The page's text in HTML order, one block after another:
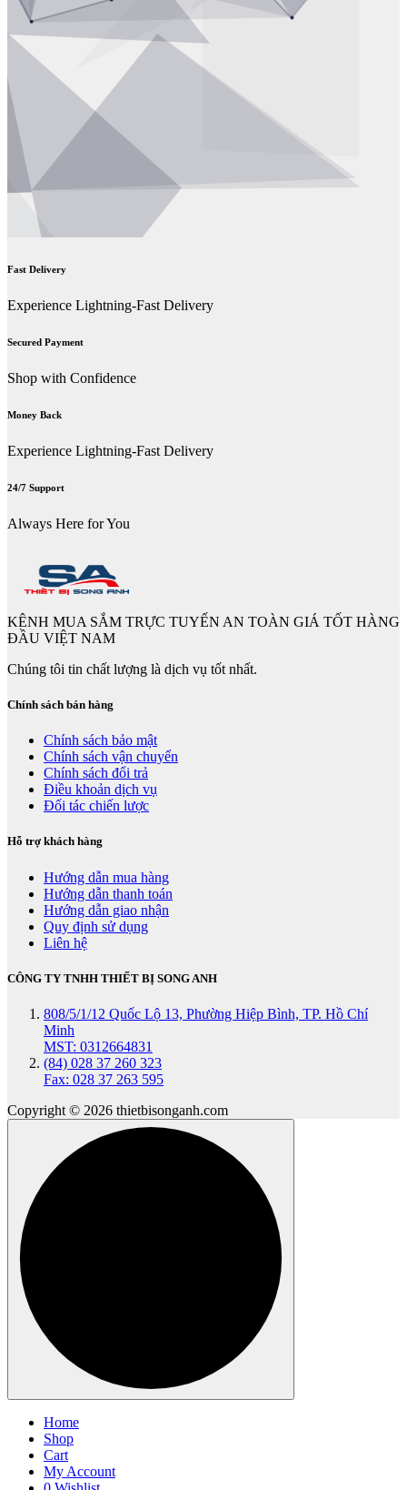
Fast Delivery
Experience Lightning-Fast Delivery
Secured Payment
Shop with Confidence
Money Back
Experience Lightning-Fast Delivery
24/7 Support
Always Here for You
KÊNH MUA SẮM TRỰC TUYẾN AN TOÀN GIÁ TỐT HÀNG
ĐẦU VIỆT NAM
Chúng tôi tin chất lượng là dịch vụ tốt nhất.
Chính sách bán hàng
Chính sách bảo mật
Chính sách vận chuyển
Chính sách đổi trả
Điều khoản dịch vụ
Đối tác chiến lược
Hỗ trợ khách hàng
Hướng dẫn mua hàng
Hướng dẫn thanh toán
Hướng dẫn giao nhận
Quy định sử dụng
Liên hệ
CÔNG TY TNHH THIẾT BỊ SONG ANH
808/5/1/12 Quốc Lộ 13, Phường Hiệp Bình, TP. Hồ Chí
Minh
MST: 0312664831
(84) 028 37 260 323
Fax: 028 37 263 595
Copyright © 2026 thietbisonganh.com
Home
Shop
Cart
My Account